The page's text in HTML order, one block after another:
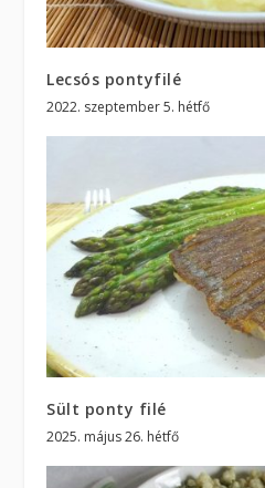
Lecsós pontyfilé
2022. szeptember 5. hétfő
Sült ponty filé
2025. május 26. hétfő